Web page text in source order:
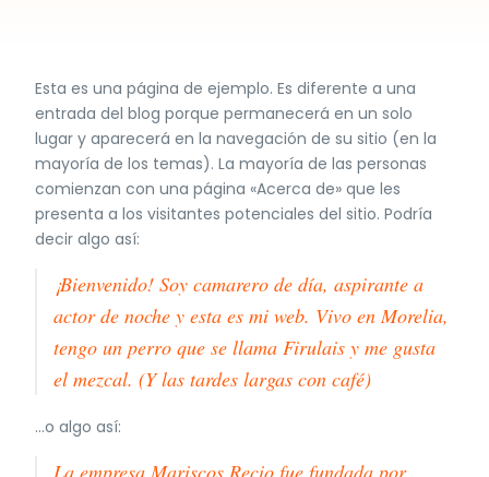
Esta es una página de ejemplo. Es diferente a una
entrada del blog porque permanecerá en un solo
lugar y aparecerá en la navegación de su sitio (en la
mayoría de los temas). La mayoría de las personas
comienzan con una página «Acerca de» que les
presenta a los visitantes potenciales del sitio. Podría
decir algo así:
¡Bienvenido! Soy camarero de día, aspirante a
actor de noche y esta es mi web. Vivo en Morelia,
tengo un perro que se llama Firulais y me gusta
el mezcal. (Y las tardes largas con café)
…o algo así:
La empresa Mariscos Recio fue fundada por